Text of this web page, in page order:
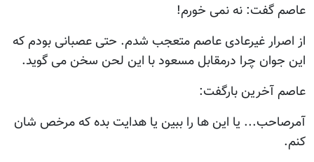
عاصم گفت: نه نمی خورم!
از اصرار غیرعادی عاصم متعجب شدم. حتی عصبانی بودم که
این جوان چرا درمقابل مسعود با این لحن سخن می گوید.
عاصم آخرین بارگفت:
آمرصاحب... یا این ها را ببین یا هدایت بده که مرخص شان
کنم.